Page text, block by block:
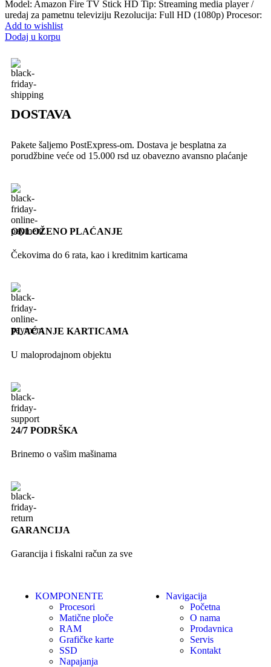
Model: Amazon Fire TV Stick HD Tip: Streaming media player /
uredaj za pametnu televiziju Rezolucija: Full HD (1080p) Procesor:
Add to wishlist
Dodaj u korpu
DOSTAVA
Pakete šaljemo PostExpress-om. Dostava je besplatna za
porudžbine veće od 15.000 rsd uz obavezno avansno plaćanje
ODLOŽENO PLAĆANJE
Čekovima do 6 rata, kao i kreditnim karticama
PLAĆANJE KARTICAMA
U maloprodajnom objektu
24/7 PODRŠKA
Brinemo o vašim mašinama
GARANCIJA
Garancija i fiskalni račun za sve
KOMPONENTE
Procesori
Matične ploče
RAM
Grafičke karte
SSD
Napajanja
Navigacija
Početna
O nama
Prodavnica
Servis
Kontakt